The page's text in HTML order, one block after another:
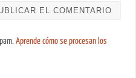
Aprende cómo se procesan los